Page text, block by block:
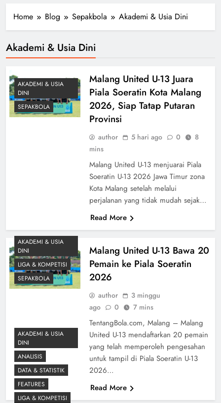
Home Blog Sepakbola Akademi & Usia Dini
Akademi & Usia Dini
AKADEMI & USIA
DINI
SEPAKBOLA
Malang United U-13 Juara
Piala Soeratin Kota Malang
2026, Siap Tatap Putaran
Provinsi
author 5 hari ago 0
8
mins
Malang United U-13 menjuarai Piala
Soeratin U-13 2026 Jawa Timur zona
Kota Malang setelah melalui
perjalanan yang tidak mudah sejak…
Read More
AKADEMI & USIA
DINI
LIGA & KOMPETISI
SEPAKBOLA
Malang United U-13 Bawa 20
Pemain ke Piala Soeratin
2026
author
3 minggu
ago
0 7 mins
TentangBola.com, Malang – Malang
United U-13 mendaftarkan 20 pemain
yang telah memperoleh pengesahan
untuk tampil di Piala Soeratin U-13
2026…
Read More
AKADEMI & USIA
DINI
ANALISIS
DATA & STATISTIK
FEATURES
LIGA & KOMPETISI